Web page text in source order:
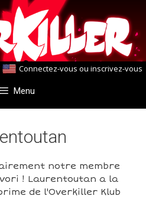
Connectez-vous ou inscrivez-vous
Menu
notre membre
! Laurentoutan a la
de l'Overkiller Klub